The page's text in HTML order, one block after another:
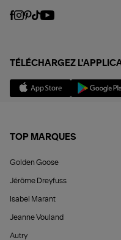
TÉLÉCHARGEZ
TOP MARQUES
Golden Goose
Jérôme Dreyfuss
Isabel Marant
Jeanne Vouland
Autry